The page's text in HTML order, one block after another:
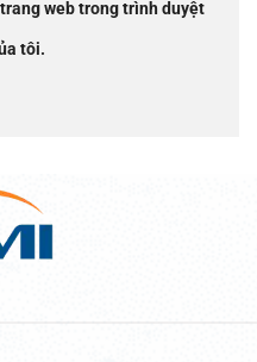
web trong trình duyệt
tôi.